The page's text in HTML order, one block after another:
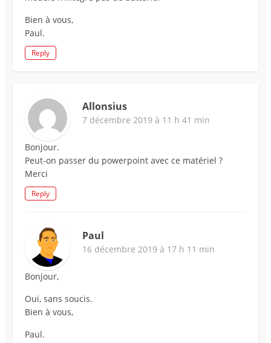
Bien à vous,
Paul.
Reply
Allonsius
7 décembre 2019 à 11 h 41 min
Bonjour.
Peut-on passer du powerpoint avec ce matériel ?
Merci
Reply
Paul
16 décembre 2019 à 17 h 11 min
Bonjour,
Oui, sans soucis.
Bien à vous,
Paul.